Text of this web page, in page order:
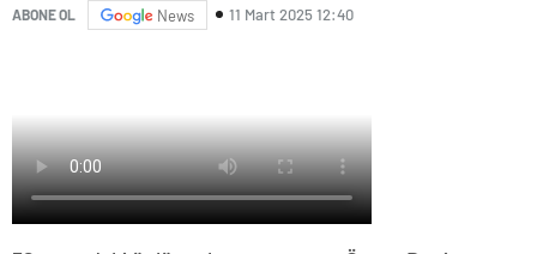
ABONE OL News 11 Mart 2025 12:40